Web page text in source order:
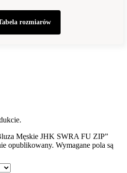
rozmiarów
Męskie JHK SWRA FU ZIP”
opublikowany. Wymagane pola są